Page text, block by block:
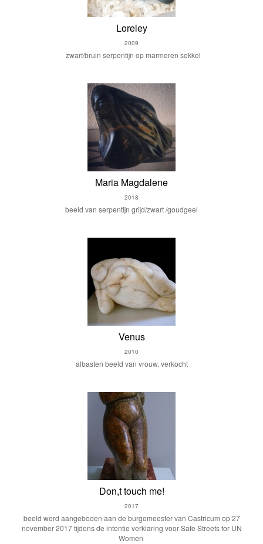
Loreley
2009
zwart/bruin serpentijn op marmeren sokkel
Maria Magdalene
2018
beeld van serpentijn grijd/zwart /goudgeel
Venus
2010
albasten beeld van vrouw. verkocht
Don,t touch me!
2017
beeld werd aangeboden aan de burgemeester van Castricum op 27
november 2017 tijdens de intentie verklaring voor Safe Streets for UN
Women